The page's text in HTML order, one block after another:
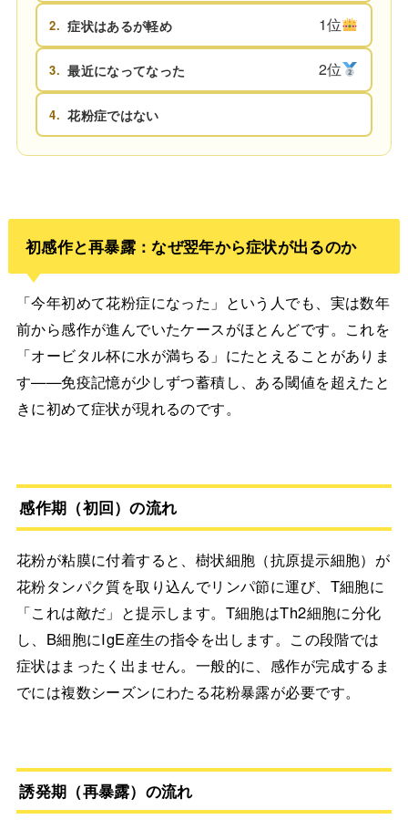
2. 症状はあるが軽め 1位
3. 最近になってなった 2位
4. 花粉症ではない
初感作と再暴露：なぜ翌年から症状が出るのか
「今年初めて花粉症になった」という人でも、実は数年
前から感作が進んでいたケースがほとんどです。これを
「オービタル杯に水が満ちる」にたとえることがありま
す——免疫記憶が少しずつ蓄積し、ある閾値を超えたと
きに初めて症状が現れるのです。
感作期（初回）の流れ
花粉が粘膜に付着すると、樹状細胞（抗原提示細胞）が
花粉タンパク質を取り込んでリンパ節に運び、T細胞に
「これは敵だ」と提示します。T細胞はTh2細胞に分化
し、B細胞にIgE産生の指令を出します。この段階では
症状はまったく出ません。一般的に、感作が完成するま
でには複数シーズンにわたる花粉暴露が必要です。
誘発期（再暴露）の流れ